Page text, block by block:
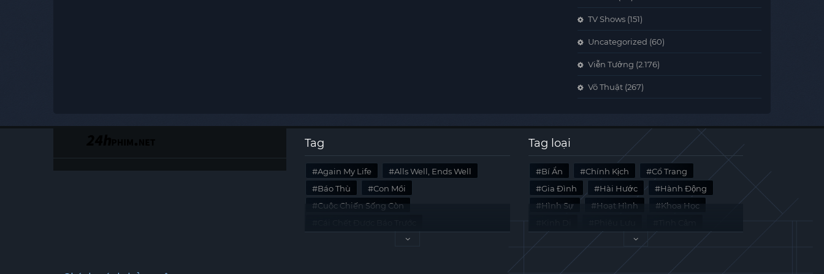
TV Shows (151)
Uncategorized (60)
Viễn Tưởng (2.176)
Võ Thuật (267)
Tag
Again My Life
Alls Well, Ends Well
Báo Thù
Con Mồi
Cuộc Chiến Sống Còn
Last Summer
Tag loại
Bí Ẩn Chính Kịch
Cổ Trang
Gia Đình
Hài Hước
Hành Động
Hình Sự
Hoạt Hình
Khoa Học
Tài Liệu
Tâm Lý Viễn Tưởng